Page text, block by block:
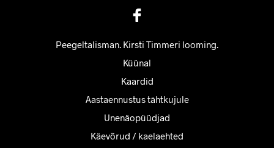
Peegeltalisman. Kirsti Timmeri looming.
Küünal
Kaardid
Aastaennustus tähtkujule
Unenäopüüdjad
Käevõrud / kaelaehted